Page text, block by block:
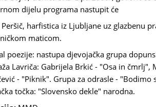
dijelu programa nastupit će
harfistica iz Ljubljane uz glazbenu
maticom.
poezije: nastupa djevojačka grupa
Lavriča: Gabrijela Brkić - "Osa in
- "Piknik". Grupa za odrasle - "Bodimo
točka: "Slovensko dekle" narodna.